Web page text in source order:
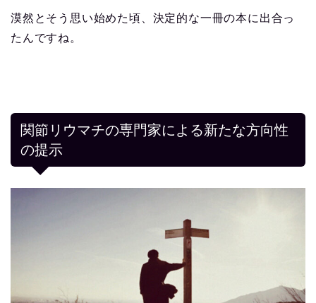
漠然とそう思い始めた頃、決定的な一冊の本に出合っ
たんですね。
関節リウマチの専門家による新たな方向性
の提示